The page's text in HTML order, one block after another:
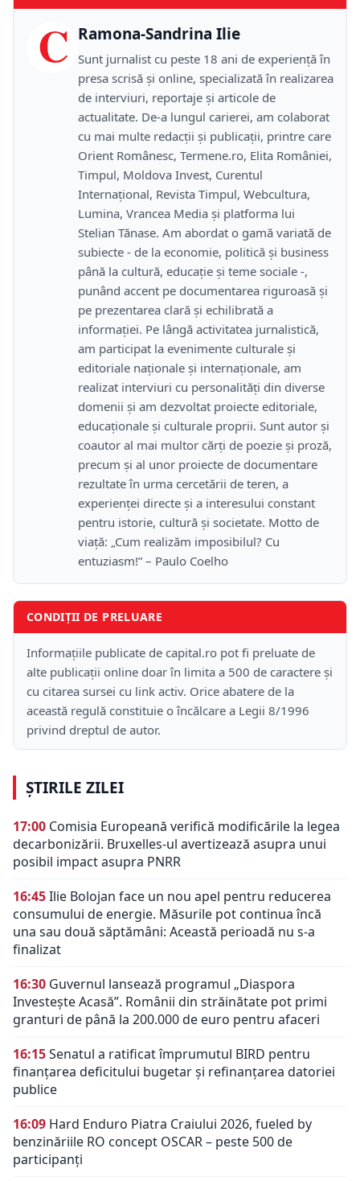
C Ramona-Sandrina Ilie
Sunt jurnalist cu peste 18 ani de experiență în
presa scrisă și online, specializată în realizarea
de interviuri, reportaje și articole de
actualitate. De-a lungul carierei, am colaborat
cu mai multe redacții și publicații, printre care
Orient Românesc, Termene.ro, Elita României,
Timpul, Moldova Invest, Curentul
Internațional, Revista Timpul, Webcultura,
Lumina, Vrancea Media și platforma lui
Stelian Tănase. Am abordat o gamă variată de
subiecte - de la economie, politică și business
până la cultură, educație și teme sociale -,
punând accent pe documentarea riguroasă și
pe prezentarea clară și echilibrată a
informației. Pe lângă activitatea jurnalistică,
am participat la evenimente culturale și
editoriale naționale și internaționale, am
realizat interviuri cu personalități din diverse
domenii și am dezvoltat proiecte editoriale,
educaționale și culturale proprii. Sunt autor și
coautor al mai multor cărți de poezie și proză,
precum și al unor proiecte de documentare
rezultate în urma cercetării de teren, a
experienței directe și a interesului constant
pentru istorie, cultură și societate. Motto de
viață: „Cum realizăm imposibilul? Cu
entuziasm!” – Paulo Coelho
CONDIȚII DE PRELUARE
Informațiile publicate de capital.ro pot fi preluate de
alte publicații online doar în limita a 500 de caractere și
cu citarea sursei cu link activ. Orice abatere de la
această regulă constituie o încălcare a Legii 8/1996
privind dreptul de autor.
ȘTIRILE ZILEI
17:00 Comisia Europeană verifică modificările la legea
decarbonizării. Bruxelles-ul avertizează asupra unui
posibil impact asupra PNRR
16:45Ilie Bolojan face un nou apel pentru reducerea
consumului de energie. Măsurile pot continua încă
una sau două săptămâni: Această perioadă nu s-a
finalizat
16:30 Guvernul lansează programul „Diaspora
Investește Acasă”. Românii din străinătate pot primi
granturi de până la 200.000 de euro pentru afaceri
16:15Senatul a ratificat împrumutul BIRD pentru
finanțarea deficitului bugetar și refinanțarea datoriei
publice
16:09 Hard Enduro Piatra Craiului 2026, fueled by
benzinăriile RO concept OSCAR – peste 500 de
participanți